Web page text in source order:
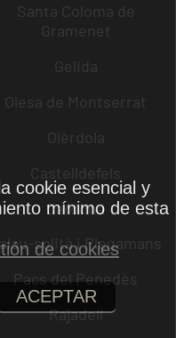
Santa Coloma de
Gramenet
Gelida
Olesa de Montserrat
Olèrdola
Castelldefels
Cardona
solità i Plegamans
Pacs del Penedès
Rajadell
cookie esencial y
mínimo de esta
de cookies
ACEPTAR